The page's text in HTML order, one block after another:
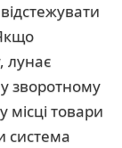
лунає
зворотному
товари
система